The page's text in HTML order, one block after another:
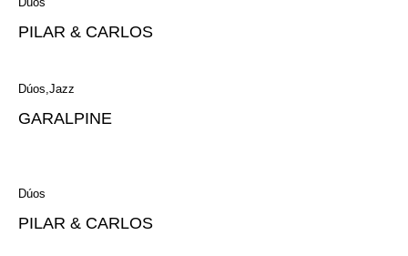
PILAR & CARLOS
Dúos Jazz
GARALPINE
Dúos
PILAR & CARLOS